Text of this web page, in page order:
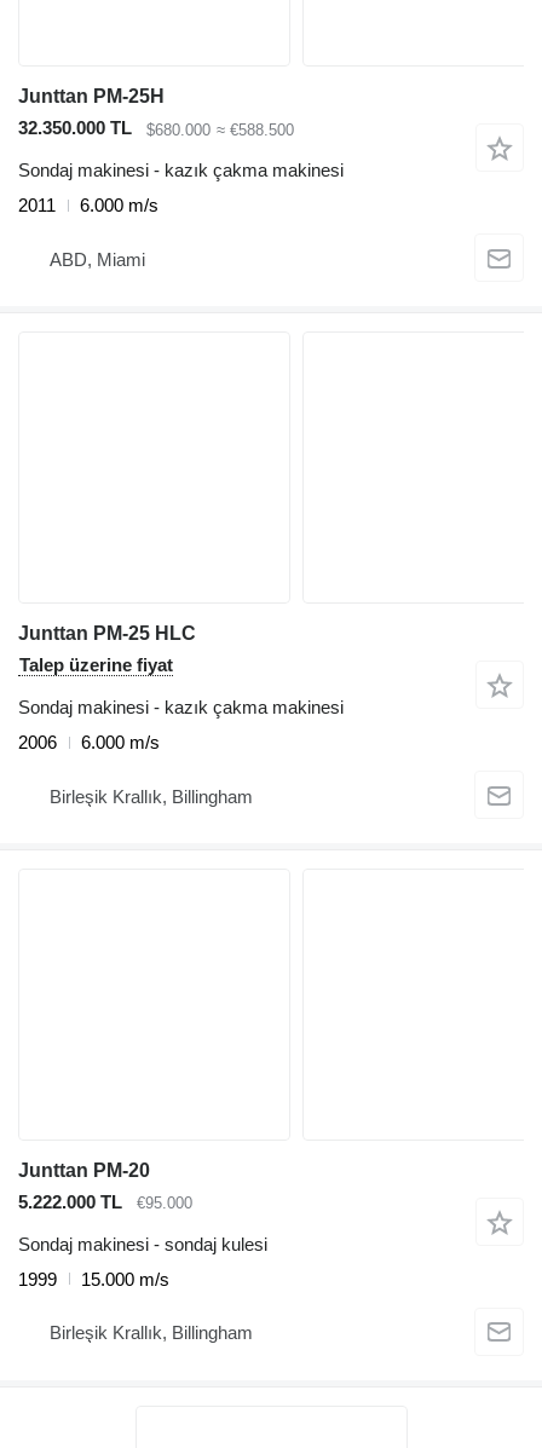
Junttan PM-25H
32.350.000 TL
$680.000 ≈ €588.500
Sondaj makinesi - kazık çakma makinesi
2011
6.000 m/s
ABD, Miami
Junttan PM-25 HLC
Talep üzerine fiyat
Sondaj makinesi - kazık çakma makinesi
2006
6.000 m/s
Birleşik Krallık, Billingham
Junttan PM-20
5.222.000 TL
€95.000
Sondaj makinesi - sondaj kulesi
1999
15.000 m/s
Birleşik Krallık, Billingham